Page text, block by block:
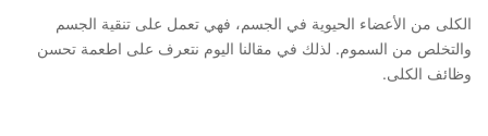
الكلى من الأعضاء الحيوية في الجسم، فهي تعمل على تنقية الجسم
والتخلص من السموم. لذلك في مقالنا اليوم نتعرف على اطعمة تحسن
وظائف الكلى.